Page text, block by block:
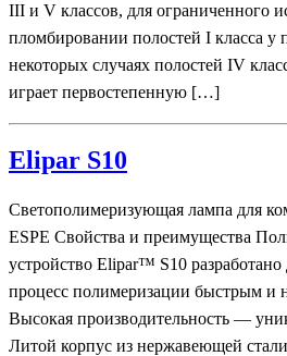
III и V классов, для ограниченного
пломбировании полостей I класса у
некоторых случаях полостей IV
играет первостепенную […]
Elipar S10
Светополимеризующая лампа для
ESPE Свойства и преимущества
устройство Elipar™ S10 разработано
процесс полимеризации быстрым
Высокая производительность —
Литой корпус из нержавеющей